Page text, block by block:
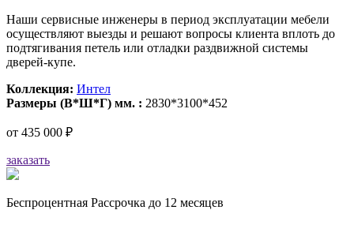
Наши сервисные инженеры в период эксплуатации мебели
осуществляют выезды и решают вопросы клиента вплоть до
подтягивания петель или отладки раздвижной системы
дверей-купе.
Коллекция: Интел
Размеры (В*Ш*Г) мм. : 2830*3100*452
от 435 000 ₽
заказать
Беспроцентная Рассрочка до 12 месяцев